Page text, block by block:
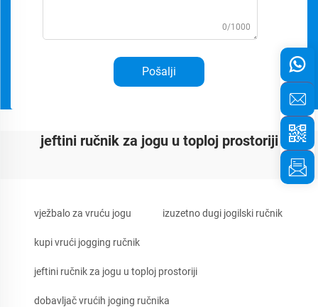
0/1000
Pošalji
jeftini ručnik za jogu u toploj prostoriji
vježbalo za vruću jogu izuzetno dugi jogilski ručnik
kupi vrući jogging ručnik
jeftini ručnik za jogu u toploj prostoriji
dobavljač vrućih joging ručnika